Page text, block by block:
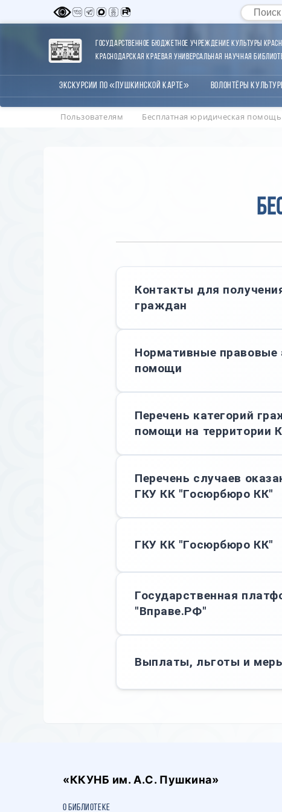
Государственное бюджетное учреждение культуры
Краснодарская краевая универсальная научная
Экскурсии по «Пушкинской карте» Волонтёры
Пользователям Бесплатная юридическая помощь
Контакты для
граждан
Нормативные правовые
помощи
Перечень категорий
помощи на территории
Перечень случаев
ГКУ КК "Госюрбюро КК"
ГКУ КК "Госюрбюро КК"
Государственная
"Вправе.РФ"
Выплаты, льготы и
«ККУНБ им. А.С. Пушкина»
О библиотеке